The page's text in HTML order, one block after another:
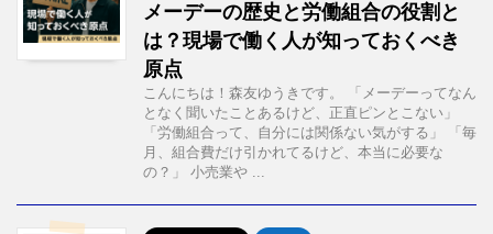
メーデーの歴史と労働組合の役割と
は？現場で働く人が知っておくべき
原点
こんにちは！森友ゆうきです。 「メーデーってなん
となく聞いたことあるけど、正直ピンとこない」
「労働組合って、自分には関係ない気がする」 「毎
月、組合費だけ引かれてるけど、本当に必要な
の？」 小売業や ...